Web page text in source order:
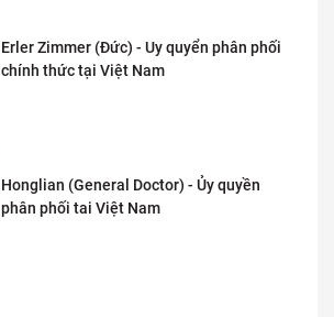
Erler Zimmer (Đức) - Uy quyển phân phối
chính thức tại Việt Nam
Honglian (General Doctor) - Ủy quyền
phân phối tai Việt Nam